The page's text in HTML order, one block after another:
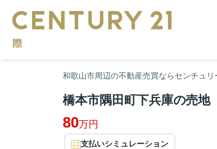
和歌山市周辺の不動産売買ならセンチュ
橋本市隅田町下兵庫の売地
80万円
支払いシミュレーション